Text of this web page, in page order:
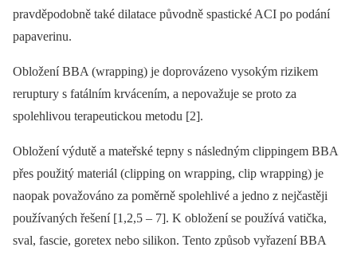
pravděpodobně také dilatace původně spastické ACI po podání
papaverinu.
Obložení BBA (wrapping) je doprovázeno vysokým rizikem
reruptury s fatálním krvácením, a nepovažuje se proto za
spolehlivou terapeutickou metodu [2].
Obložení výdutě a mateřské tepny s následným clippingem BBA
přes použitý materiál (clipping on wrapping, clip wrapping) je
naopak považováno za poměrně spolehlivé a jedno z nejčastěji
používaných řešení [1,2,5 –⁠ 7]. K obložení se používá vatička,
sval, fascie, goretex nebo silikon. Tento způsob vyřazení BBA